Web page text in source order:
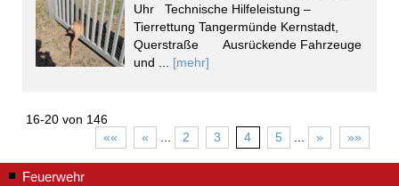
Uhr Technische Hilfeleistung –
Tierrettung Tangermünde Kernstadt,
Querstraße Ausrückende Fahrzeuge
und ... [mehr]
16-20 von 146
««
« ... 2 3 4 5 ... » »»
Feuerwehr